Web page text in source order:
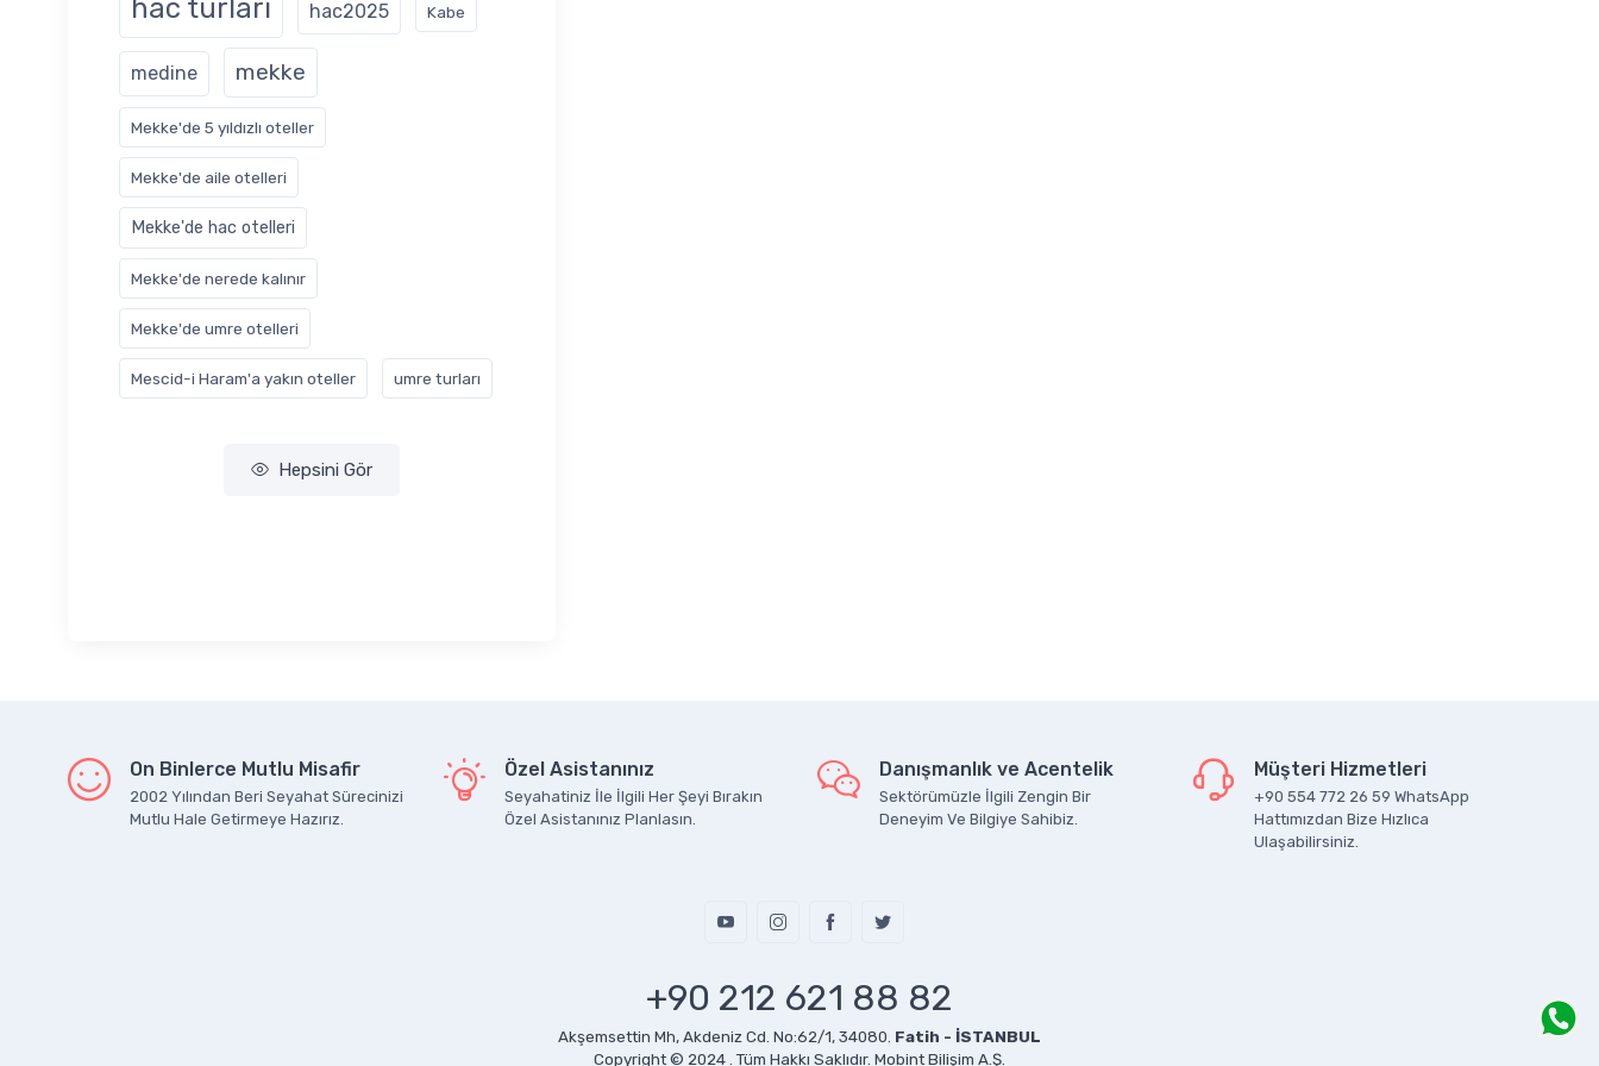
hac turları hac2025 Kabe
medine mekke
Mekke'de 5 yıldızlı oteller
Mekke'de aile otelleri
Mekke'de hac otelleri
Mekke'de nerede kalınır
Mekke'de umre otelleri
Mescid-i Haram'a yakın oteller ‎umre turları
Hepsini Gör
On Binlerce Mutlu Misafir
2002 Yılından Beri Seyahat Sürecinizi
Mutlu Hale Getirmeye Hazırız.
Özel Asistanınız
Seyahatiniz İle İlgili Her Şeyi Bırakın
Özel Asistanınız Planlasın.
Danışmanlık ve Acentelik
Sektörümüzle İlgili Zengin Bir
Deneyim Ve Bilgiye Sahibiz.
Müşteri Hizmetleri
+90 554 772 26 59 WhatsApp
Hattımızdan Bize Hızlıca
Ulaşabilirsiniz.
+90 212 621 88 82
Akşemsettin Mh, Akdeniz Cd. No:62/1, 34080. Fatih - İSTANBUL
Copyright © 2024 . Tüm Hakkı Saklıdır. Mobint Bilişim A.Ş.